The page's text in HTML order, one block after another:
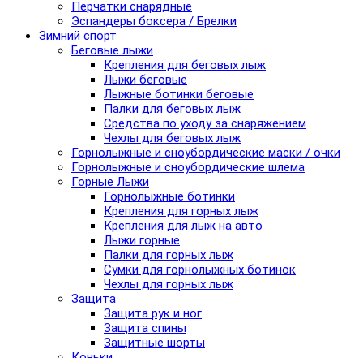
Перчатки снарядные
Эспандеры боксера / Брелки
Зимний спорт
Беговые лыжи
Крепления для беговых лыж
Лыжи беговые
Лыжные ботинки беговые
Палки для беговых лыж
Средства по уходу за снаряжением
Чехлы для беговых лыж
Горнолыжные и сноубордические маски / очки
Горнолыжные и сноубордические шлема
Горные Лыжи
Горнолыжные ботинки
Крепления для горных лыж
Крепления для лыж на авто
Лыжи горные
Палки для горных лыж
Сумки для горнолыжных ботинок
Чехлы для горных лыж
Защита
Защита рук и ног
Защита спины
Защитные шорты